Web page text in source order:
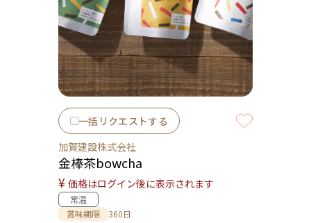
一括リクエストする
加賀建設株式会社
金棒茶bowcha
¥ 価格はログイン後に表示されます
常温
賞味期限
360日